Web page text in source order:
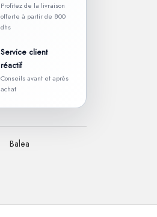
Profitez de la livraison
offerte à partir de 800
dhs
Service client
réactif
Conseils avant et après
achat
Balea